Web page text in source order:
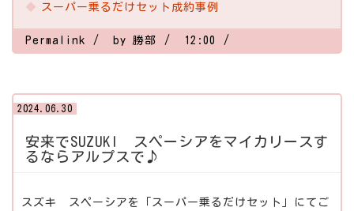
スーパー乗るだけセット成約事例
Permalink by 勝部 12:00
2024.06.30
安来でSUZUKI スペーシアをマイカリースす
るならアルプスで♪
スズキ スペーシアを「スーパー乗るだけセット」にてご